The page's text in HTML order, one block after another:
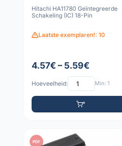
Hitachi HA11780 Geïntegreerde
Schakeling (IC) 18-Pin
Laatste exemplaren!: 10
4.57€ – 5.59€
Hoeveelheid: Min: 1
PDF